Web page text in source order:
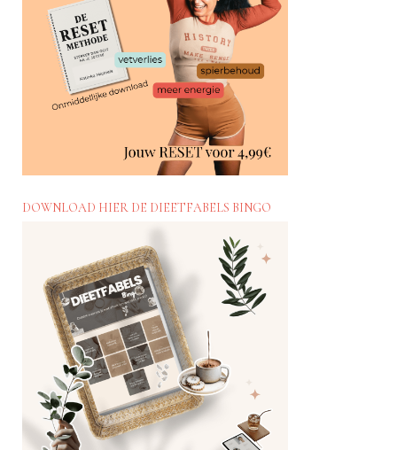
DOWNLOAD HIER DE DIEETFABELS BINGO